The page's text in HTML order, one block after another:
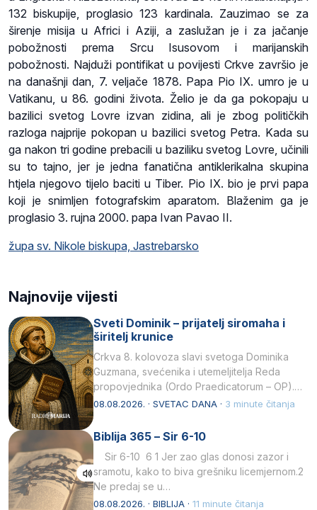
132 biskupije, proglasio 123 kardinala. Zauzimao se za
širenje misija u Africi i Aziji, a zaslužan je i za jačanje
pobožnosti prema Srcu Isusovom i marijanskih
pobožnosti. Najduži pontifikat u povijesti Crkve završio je
na današnji dan, 7. veljače 1878. Papa Pio IX. umro je u
Vatikanu, u 86. godini života. Želio je da ga pokopaju u
bazilici svetog Lovre izvan zidina, ali je zbog političkih
razloga najprije pokopan u bazilici svetog Petra. Kada su
ga nakon tri godine prebacili u baziliku svetog Lovre, učinili
su to tajno, jer je jedna fanatična antiklerikalna skupina
htjela njegovo tijelo baciti u Tiber. Pio IX. bio je prvi papa
koji je snimljen fotografskim aparatom. Blaženim ga je
proglasio 3. rujna 2000. papa Ivan Pavao II.
župa sv. Nikole biskupa, Jastrebarsko
Najnovije vijesti
Sveti Dominik – prijatelj siromaha i
širitelj krunice
Crkva 8. kolovoza slavi svetoga Dominika
Guzmana, svećenika i utemeljitelja Reda
propovjednika (Ordo Praedicatorum – OP).
Svojim životom, dubokom ljubavlju prema
08.08.2026. · SVETAC DANA · 3 minute čitanja
Biblija 365 – Sir 6-10
Sir 6-10 6 1 Jer zao glas donosi zazor i
sramotu, kako to biva grešniku licemjernom.2
Ne predaj se u…
08.08.2026. · BIBLIJA · 11 minute čitanja